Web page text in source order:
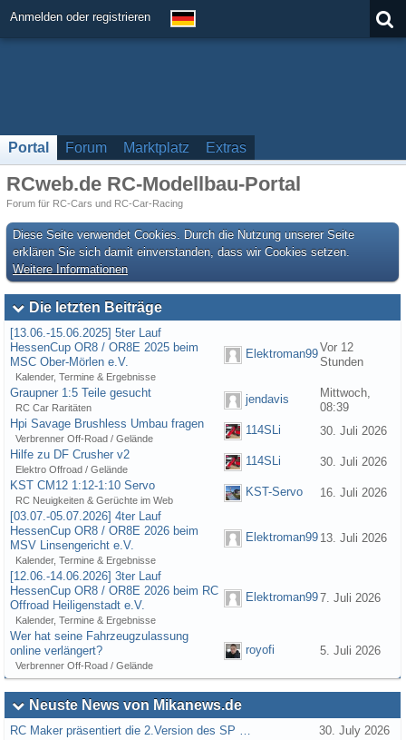
Anmelden oder registrieren
Portal Forum Marktplatz Extras
RCweb.de RC-Modellbau-Portal
Forum für RC-Cars und RC-Car-Racing
Diese Seite verwendet Cookies. Durch die Nutzung unserer Seite
erklären Sie sich damit einverstanden, dass wir Cookies setzen.
Weitere Informationen
Die letzten Beiträge
[13.06.-15.06.2025] 5ter Lauf
HessenCup OR8 / OR8E 2025 beim
MSC Ober-Mörlen e.V.
Kalender, Termine & Ergebnisse
Elektroman99Vor 12
Stunden
Graupner 1:5 Teile gesucht
RC Car Raritäten
jendavis
Mittwoch,
08:39
Hpi Savage Brushless Umbau fragen
Verbrenner Off-Road / Gelände
114SLi
30. Juli 2026
Hilfe zu DF Crusher v2
Elektro Offroad / Gelände
114SLi
30. Juli 2026
KST CM12 1:12-1:10 Servo
RC Neuigkeiten & Gerüchte im Web
KST-Servo
16. Juli 2026
[03.07.-05.07.2026] 4ter Lauf
HessenCup OR8 / OR8E 2026 beim
MSV Linsengericht e.V.
Kalender, Termine & Ergebnisse
Elektroman99 13. Juli 2026
[12.06.-14.06.2026] 3ter Lauf
HessenCup OR8 / OR8E 2026 beim RC
Offroad Heiligenstadt e.V.
Kalender, Termine & Ergebnisse
Elektroman997. Juli 2026
Wer hat seine Fahrzeugzulassung
online verlängert?
Verbrenner Off-Road / Gelände
royofi 5. Juli 2026
Neuste News von Mikanews.de
RC Maker präsentiert die 2.Version des SP … 30. July 2026